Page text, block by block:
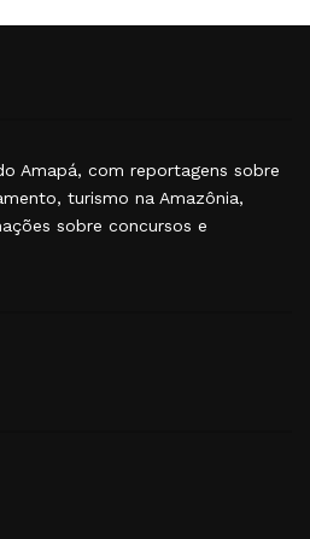
Amapá, com reportagens sobre
turismo na Amazônia,
sobre concursos e